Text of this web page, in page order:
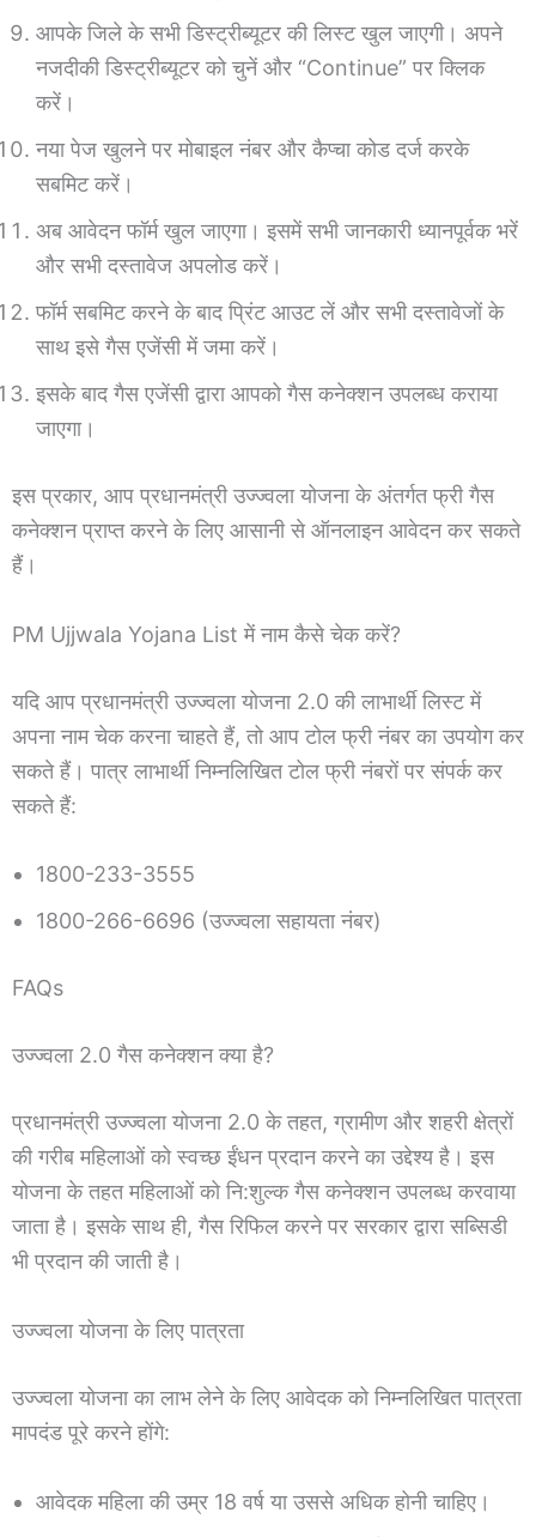
आपके जिले के सभी डिस्ट्रीब्यूटर की लिस्ट खुल जाएगी। अपने
नजदीकी डिस्ट्रीब्यूटर को चुनें और “Continue” पर क्लिक
करें।
नया पेज खुलने पर मोबाइल नंबर और कैप्चा कोड दर्ज करके
सबमिट करें।
अब आवेदन फॉर्म खुल जाएगा। इसमें सभी जानकारी ध्यानपूर्वक भरें
और सभी दस्तावेज अपलोड करें।
फॉर्म सबमिट करने के बाद प्रिंट आउट लें और सभी दस्तावेजों के
साथ इसे गैस एजेंसी में जमा करें।
इसके बाद गैस एजेंसी द्वारा आपको गैस कनेक्शन उपलब्ध कराया
जाएगा।
इस प्रकार, आप प्रधानमंत्री उज्ज्वला योजना के अंतर्गत फ्री गैस
कनेक्शन प्राप्त करने के लिए आसानी से ऑनलाइन आवेदन कर सकते
हैं।
PM Ujjwala Yojana List में नाम कैसे चेक करें?
यदि आप प्रधानमंत्री उज्ज्वला योजना 2.0 की लाभार्थी लिस्ट में
अपना नाम चेक करना चाहते हैं, तो आप टोल फ्री नंबर का उपयोग कर
सकते हैं। पात्र लाभार्थी निम्नलिखित टोल फ्री नंबरों पर संपर्क कर
सकते हैं:
1800-233-3555
1800-266-6696 (उज्ज्वला सहायता नंबर)
FAQs
उज्ज्वला 2.0 गैस कनेक्शन क्या है?
प्रधानमंत्री उज्ज्वला योजना 2.0 के तहत, ग्रामीण और शहरी क्षेत्रों
की गरीब महिलाओं को स्वच्छ ईंधन प्रदान करने का उद्देश्य है। इस
योजना के तहत महिलाओं को नि:शुल्क गैस कनेक्शन उपलब्ध करवाया
जाता है। इसके साथ ही, गैस रिफिल करने पर सरकार द्वारा सब्सिडी
भी प्रदान की जाती है।
उज्ज्वला योजना के लिए पात्रता
उज्ज्वला योजना का लाभ लेने के लिए आवेदक को निम्नलिखित पात्रता
मापदंड पूरे करने होंगे:
आवेदक महिला की उम्र 18 वर्ष या उससे अधिक होनी चाहिए।